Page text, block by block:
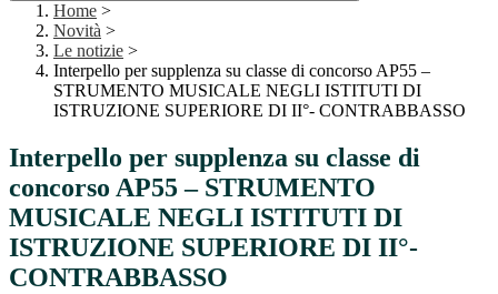
Home >
Novità >
Le notizie >
Interpello per supplenza su classe di concorso AP55 –
STRUMENTO MUSICALE NEGLI ISTITUTI DI
ISTRUZIONE SUPERIORE DI II°- CONTRABBASSO
Interpello per supplenza su classe di
concorso AP55 – STRUMENTO
MUSICALE NEGLI ISTITUTI DI
ISTRUZIONE SUPERIORE DI II°-
CONTRABBASSO